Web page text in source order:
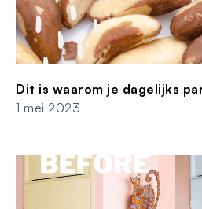
Dit is waarom je dagelijks
1 mei 2023